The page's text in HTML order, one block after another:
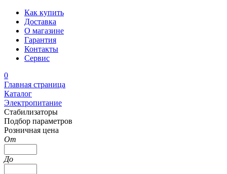
Как купить
Доставка
О магазине
Гарантия
Контакты
Сервис
0
Главная страница
Каталог
Электропитание
Стабилизаторы
Подбор параметров
Розничная цена
От
До